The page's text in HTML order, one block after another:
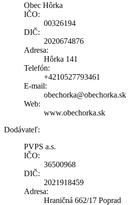
Obec Hôrka
IČO:
00326194
DIČ:
2020674876
Adresa:
Hôrka 141
Telefón:
+4210527793461
E-mail:
obechorka@obechorka.sk
Web:
www.obechorka.sk
Dodávateľ:
PVPS a.s.
IČO:
36500968
DIČ:
2021918459
Adresa:
Hraničná 662/17 Poprad